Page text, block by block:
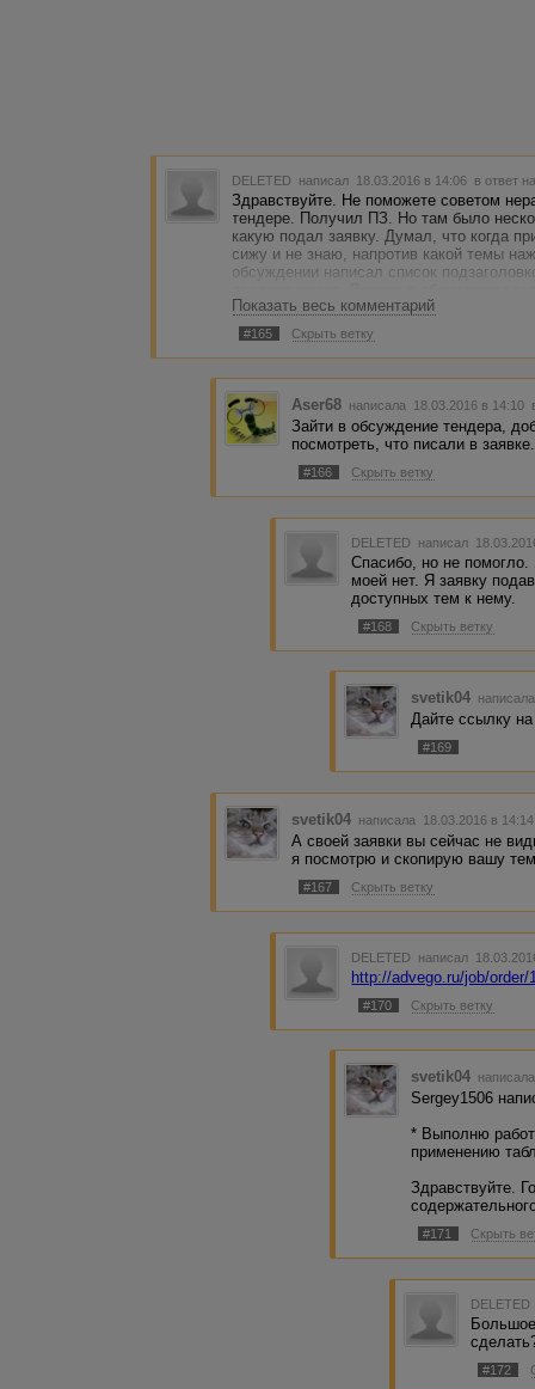
DELETED написал 18.03.2016 в 14:06 в ответ
Здравствуйте. Не поможете советом
тендере. Получил ПЗ. Но там было
какую подал заявку. Думал, что когда
сижу и не знаю, напротив какой темы
обсуждении написал список
есть какой способ решения?
Показать весь комментарий
#165 Скрыть ветку
Aser68 написала 18.03.2016 в 14:10
Зайти в обсуждение тендера,
посмотреть, что писали в заявке.
#166 Скрыть ветку
DELETED написал
Спасибо, но не помогло.
моей нет. Я заявку
доступных тем к нему.
#168 Скрыть ветку
svetik04
Дайте ссылку на
#169
svetik04 написала 18.03.2016 в
А своей заявки вы сейчас не
я посмотрю и скопирую вашу
#167 Скрыть ветку
DELETED написал
http://advego.ru/job/order/
#170 Скрыть ветку
svetik04
Sergey1506
* Выполню
применению
Здравствуйте.
#171 Скрыть
DELETED
#172